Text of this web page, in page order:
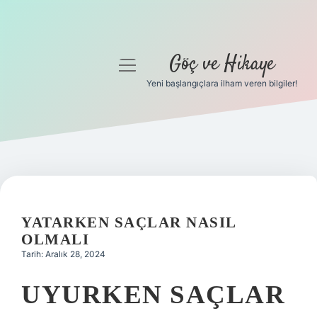
Gizlilik Politikası
Yasal Uyarı
menüyü
Göç ve Hikaye
Yeni başlangıçlara ilham veren bilgiler!
YATARKEN SAÇLAR NASIL
OLMALI
Tarih: Aralık 28, 2024
UYURKEN SAÇLAR